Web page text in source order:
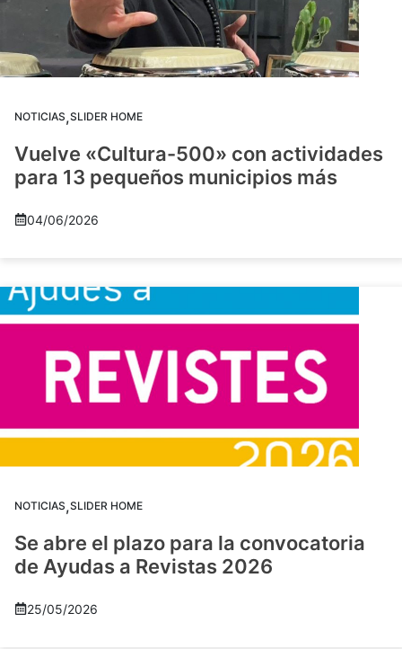
NOTICIAS,SLIDER HOME
Vuelve «Cultura-500» con actividades
para 13 pequeños municipios más
04/06/2026
NOTICIAS,SLIDER HOME
Se abre el plazo para la convocatoria
de Ayudas a Revistas 2026
25/05/2026